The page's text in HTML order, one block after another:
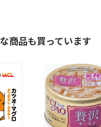
商品も買っています